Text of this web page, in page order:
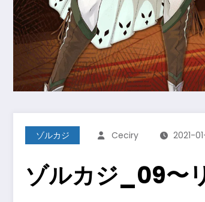
ゾルカジ Ceciry 2021-
ゾルカジ_09〜